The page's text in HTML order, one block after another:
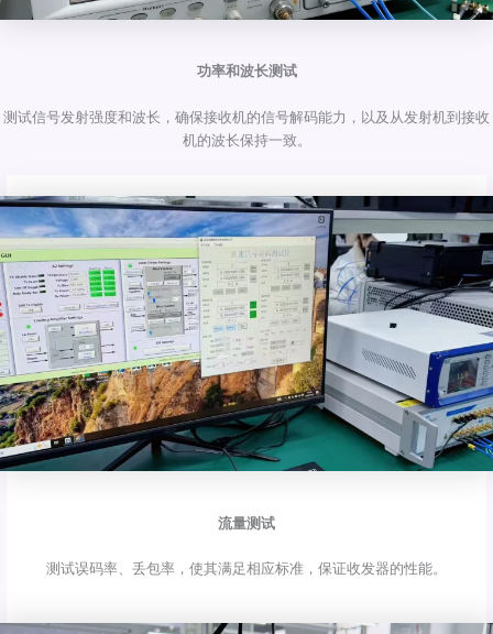
功率和波长测试
测试信号发射强度和波长，确保接收机的信号解码能力，以及从发射机到接收
机的波长保持一致。
流量测试
测试误码率、丢包率，使其满足相应标准，保证收发器的性能。